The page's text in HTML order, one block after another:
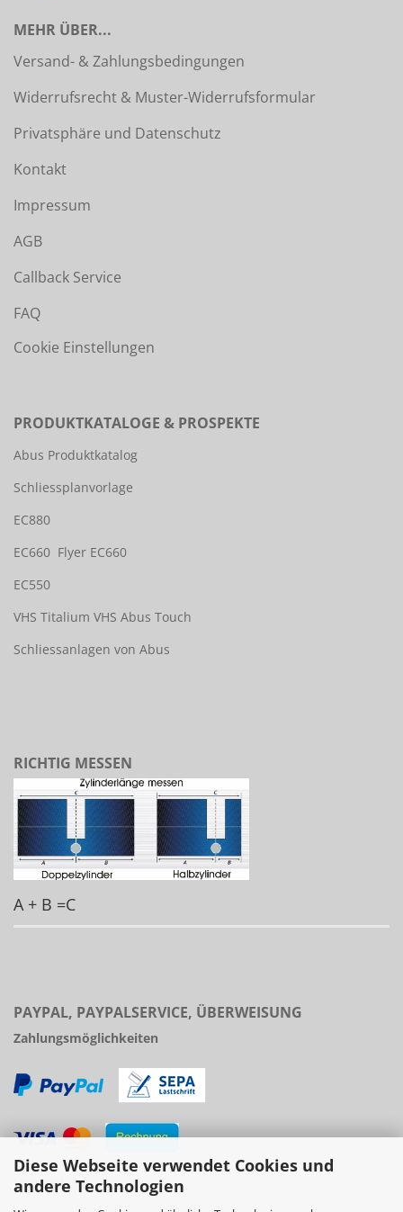
Diese Webseite verwendet Cookies und
andere Technologien
MEHR ÜBER...
Versand- & Zahlungsbedingungen
Widerrufsrecht & Muster-Widerrufsformular
Privatsphäre und Datenschutz
Kontakt
Impressum
AGB
Callback Service
FAQ
Cookie Einstellungen
PRODUKTKATALOGE & PROSPEKTE
Abus Produktkatalog
Schliessplanvorlage
EC880
EC660 Flyer EC660
EC550
VHS Titalium VHS Abus Touch
Schliessanlagen von Abus
RICHTIG MESSEN
A + B =C
PAYPAL, PAYPALSERVICE, ÜBERWEISUNG
Zahlungsmöglichkeiten
Versand